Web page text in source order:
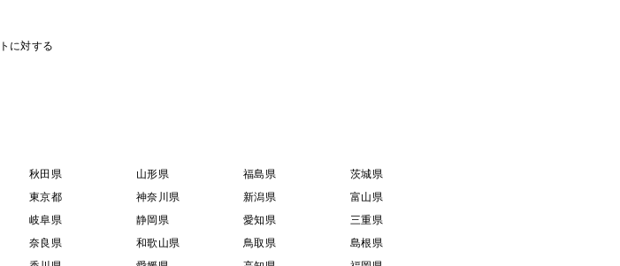
に対する
秋田県 山形県 福島県
茨城県
東京都 神奈川県 新潟県
富山県
岐阜県 静岡県 愛知県
三重県
奈良県 和歌山県 鳥取県
島根県